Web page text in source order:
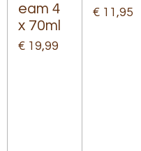
eam 4
x 70ml
€ 19,99
€ 11,95